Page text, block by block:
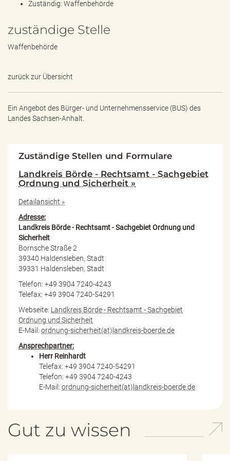
Zuständig: Waffenbehörde
zuständige Stelle
Waffenbehörde
zurück zur Übersicht
Ein Angebot des Bürger- und Unternehmensservice (BUS) des
Landes Sachsen-Anhalt.
Zuständige Stellen und Formulare
Landkreis Börde - Rechtsamt - Sachgebiet
Ordnung und Sicherheit »
Detailansicht »
Adresse:
Landkreis Börde - Rechtsamt - Sachgebiet Ordnung und
Sicherheit
Bornsche Straße 2
39340 Haldensleben, Stadt
39331 Haldensleben, Stadt
Telefon: +49 3904 7240-4243
Telefax: +49 3904 7240-54291
Webseite: Landkreis Börde - Rechtsamt - Sachgebiet
Ordnung und Sicherheit
E-Mail: ordnung-sicherheit(at)landkreis-boerde.de
Ansprechpartner:
Herr Reinhardt
Telefax: +49 3904 7240-54291
Telefon: +49 3904 7240-4243
E-Mail: ordnung-sicherheit(at)landkreis-boerde.de
Gut zu wissen